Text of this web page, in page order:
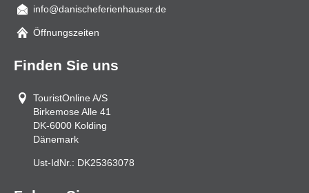
Mail
info@danischeferienhauser.de
Öffnungszeiten
Finden Sie uns
TouristOnline A/S
Birkemose Alle 41
DK-6000 Kolding
Dänemark
Ust-IdNr.: DK25363078